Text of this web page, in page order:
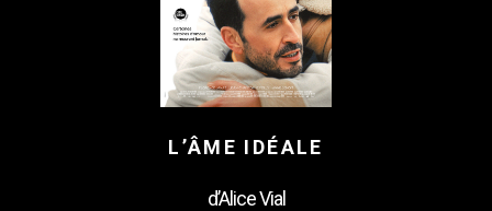
L’ÂME IDÉALE
d’Alice Vial